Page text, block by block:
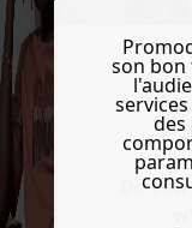
Do
son
des